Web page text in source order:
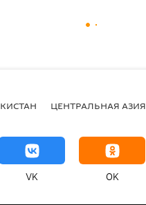
ЦЕНТРАЛЬНАЯ АЗИЯ
VK OK